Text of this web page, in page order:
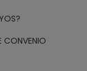
CONVENIO